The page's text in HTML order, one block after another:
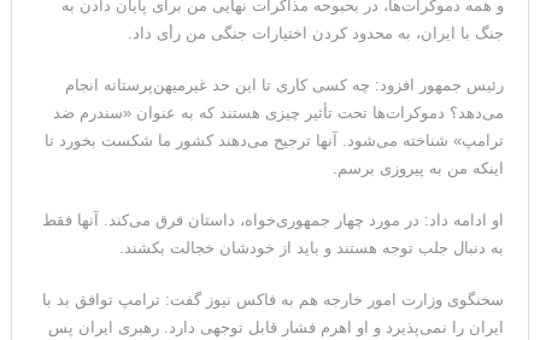
و همه دموکرات‌ها، در بحبوحه مذاکرات نهایی من برای پایان دادن به
جنگ با ایران، به محدود کردن اختیارات جنگی من رأی داد.
رئیس جمهور افزود: چه کسی کاری تا این حد غیرمیهن‌پرستانه انجام
می‌دهد؟ دموکرات‌ها تحت تأثیر چیزی هستند که به عنوان «سندرم ضد
ترامپ» شناخته می‌شود. آنها ترجیح می‌دهند کشور ما شکست بخورد تا
اینکه من به پیروزی برسم.
او ادامه داد: در مورد چهار جمهوری‌خواه، داستان فرق می‌کند. آنها فقط
به دنبال جلب توجه هستند و باید از خودشان خجالت بکشند.
سخنگوی وزارت امور خارجه هم به فاکس نیوز گفت: ترامپ توافق بد با
ایران را نمی‌پذیرد و او اهرم فشار قابل توجهی دارد. رهبری ایران پس